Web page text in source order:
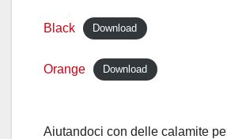
Black Download
Orange Download
Aiutandoci con delle calamite